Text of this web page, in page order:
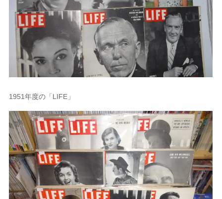
1951年度の「LIFE」